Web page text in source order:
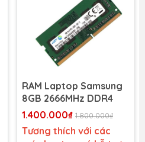
RAM Laptop Samsung
8GB 2666MHz DDR4
1.400.000₫ 1.800.000₫
Tương thích với các